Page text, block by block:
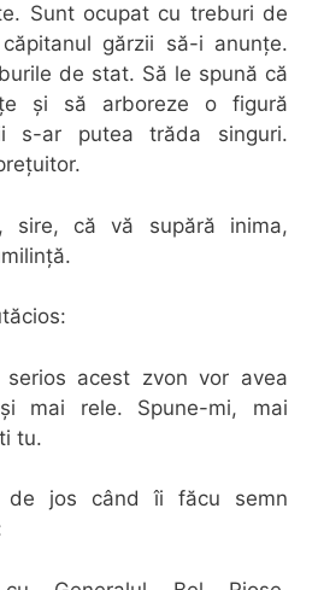
Sunt ocupat cu treburi de
gărzii să-i anunțe.
de stat. Să le spună că
și să arboreze o figură
s-ar putea trăda singuri.
sire, că vă supără inima,
acest zvon vor avea
mai rele. Spune-mi, mai
tu.
de jos când îi făcu semn